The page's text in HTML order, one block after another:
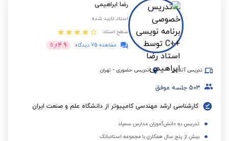
رضا ابراهیمی
استاد تایید شده
سطح استاد:
مشاهده 75 دیدگاه
4.9 از 5
تدریس آنلاین تدریس حضوری - تهران
503 جلسه موفق
کارشناسی ارشد مهندسی کامپیوتر از دانشگاه علم و صنعت ایران
تدریس به دانش‌آموزان مدارس سمپاد
بیش از پنج سال همکاری با مجموعه استادبانک